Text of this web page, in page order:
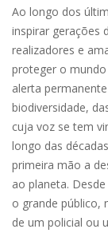
Ao longo dos
inspirar gerações
realizadores e
proteger o
alerta
biodiversidade,
cuja voz se tem
longo das
primeira mão a
ao planeta.
o grande público,
de um policial ou